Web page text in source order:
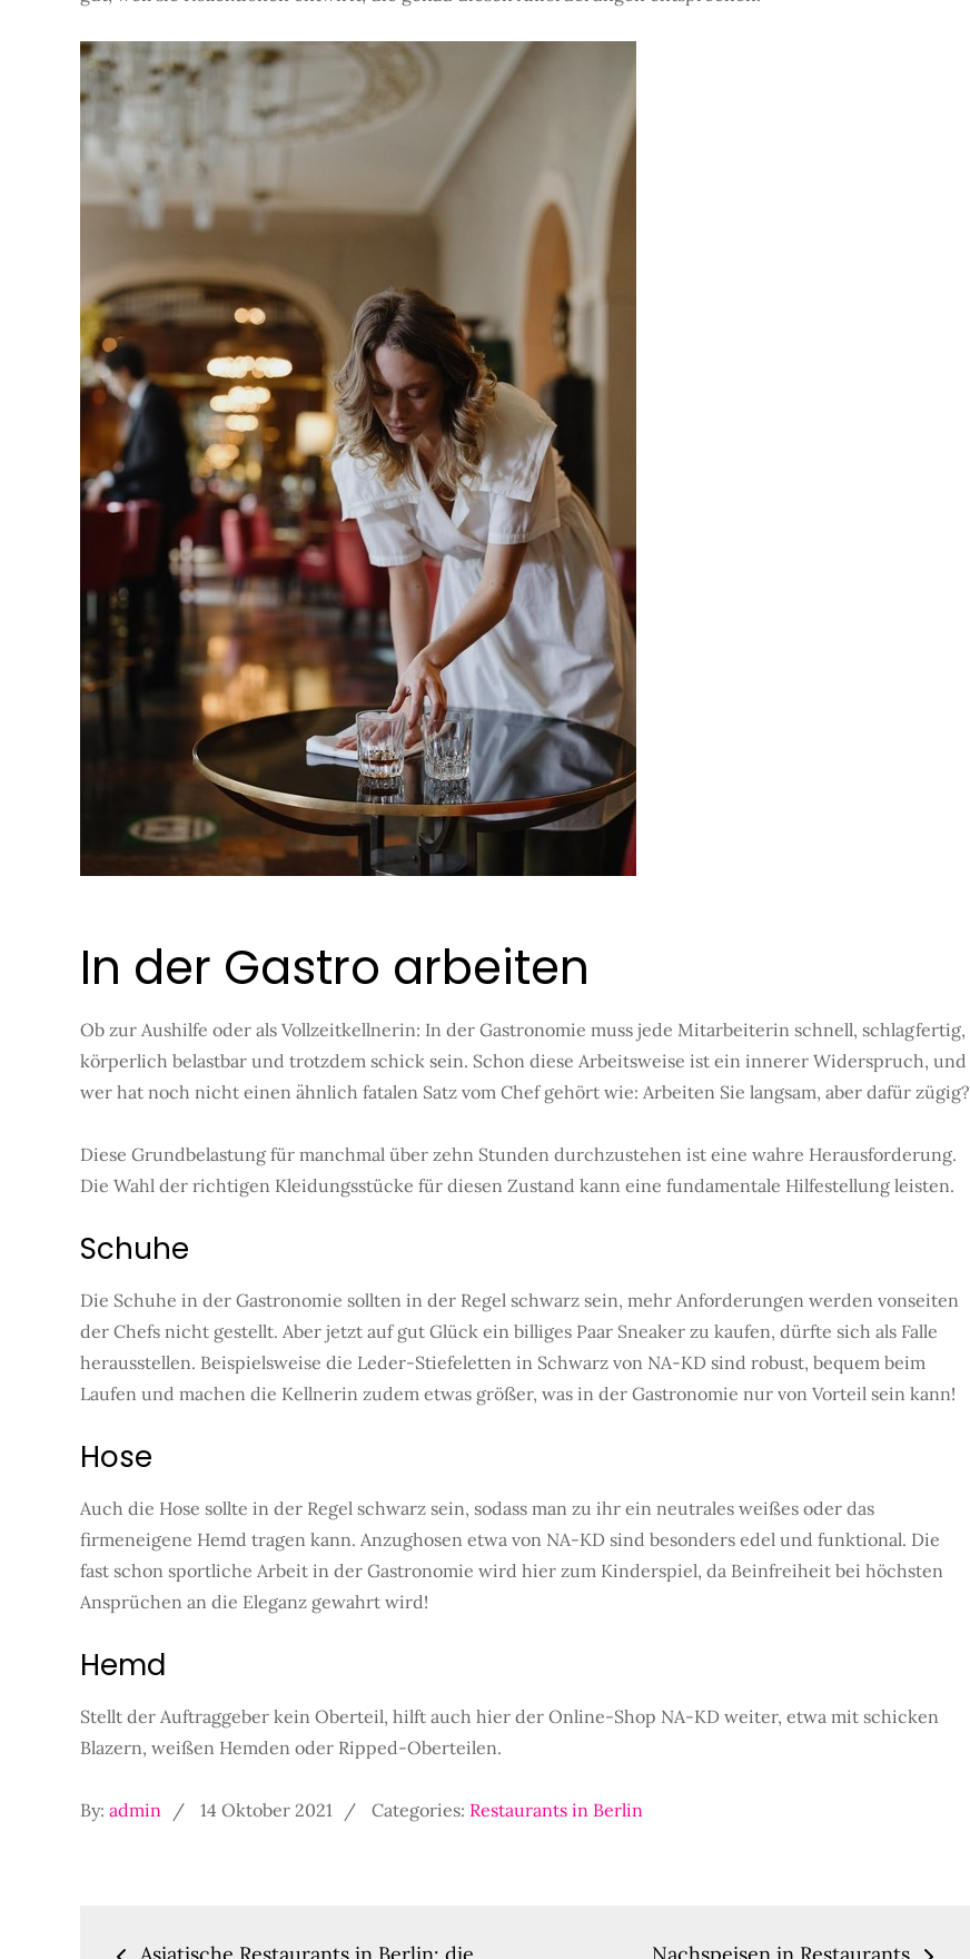
In der Gastro arbeiten
Ob zur Aushilfe oder als Vollzeitkellnerin: In der Gastronomie muss jede Mitarbeiterin schnell, schlagfertig,
körperlich belastbar und trotzdem schick sein. Schon diese Arbeitsweise ist ein innerer Widerspruch, und
wer hat noch nicht einen ähnlich fatalen Satz vom Chef gehört wie: Arbeiten Sie langsam, aber dafür zügig?
Diese Grundbelastung für manchmal über zehn Stunden durchzustehen ist eine wahre Herausforderung.
Die Wahl der richtigen Kleidungsstücke für diesen Zustand kann eine fundamentale Hilfestellung leisten.
Schuhe
Die Schuhe in der Gastronomie sollten in der Regel schwarz sein, mehr Anforderungen werden vonseiten
der Chefs nicht gestellt. Aber jetzt auf gut Glück ein billiges Paar Sneaker zu kaufen, dürfte sich als Falle
herausstellen. Beispielsweise die Leder-Stiefeletten in Schwarz von NA-KD sind robust, bequem beim
Laufen und machen die Kellnerin zudem etwas größer, was in der Gastronomie nur von Vorteil sein kann!
Hose
Auch die Hose sollte in der Regel schwarz sein, sodass man zu ihr ein neutrales weißes oder das
firmeneigene Hemd tragen kann. Anzughosen etwa von NA-KD sind besonders edel und funktional. Die
fast schon sportliche Arbeit in der Gastronomie wird hier zum Kinderspiel, da Beinfreiheit bei höchsten
Ansprüchen an die Eleganz gewahrt wird!
Hemd
Stellt der Auftraggeber kein Oberteil, hilft auch hier der Online-Shop NA-KD weiter, etwa mit schicken
Blazern, weißen Hemden oder Ripped-Oberteilen.
By: admin
Posted
14 Oktober 2021 Categories: Restaurants in Berlin
Beitragsnavigation